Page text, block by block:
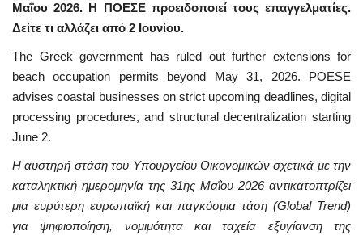
Μαΐου 2026. Η ΠΟΕΣΕ προειδοποιεί τους επαγγελματίες.
Δείτε τι αλλάζει από 2 Ιουνίου.
The Greek government has ruled out further extensions for
beach occupation permits beyond May 31, 2026. POESE
advises coastal businesses on strict upcoming deadlines, digital
processing procedures, and structural decentralization starting
June 2.
Η αυστηρή στάση του Υπουργείου Οικονομικών σχετικά με την
καταληκτική ημερομηνία της 31ης Μαΐου 2026 αντικατοπτρίζει
μια ευρύτερη ευρωπαϊκή και παγκόσμια τάση (Global Trend)
για ψηφιοποίηση, νομιμότητα και ταχεία εξυγίανση της